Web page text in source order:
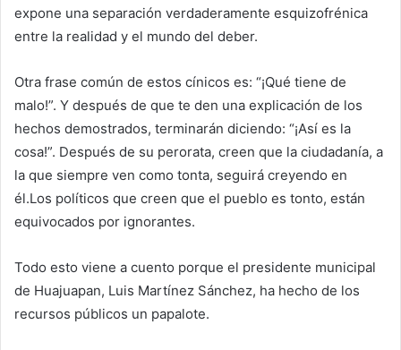
expone una separación verdaderamente esquizofrénica
entre la realidad y el mundo del deber.
Otra frase común de estos cínicos es: “¡Qué tiene de
malo!”. Y después de que te den una explicación de los
hechos demostrados, terminarán diciendo: “¡Así es la
cosa!”. Después de su perorata, creen que la ciudadanía, a
la que siempre ven como tonta, seguirá creyendo en
él.Los políticos que creen que el pueblo es tonto, están
equivocados por ignorantes.
Todo esto viene a cuento porque el presidente municipal
de Huajuapan, Luis Martínez Sánchez, ha hecho de los
recursos públicos un papalote.